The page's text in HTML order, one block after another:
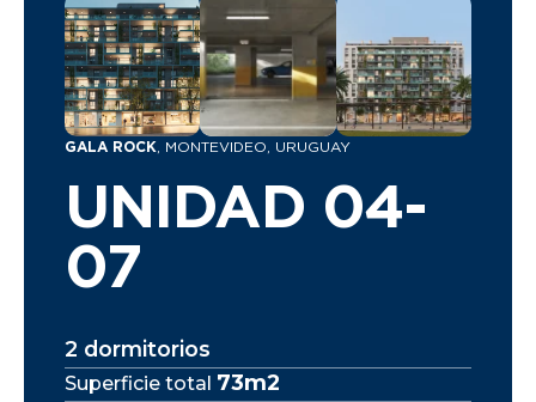
GALA ROCK , MONTEVIDEO, URUGUAY
UNIDAD 04-
07
2 dormitorios
Superficie total 73m2